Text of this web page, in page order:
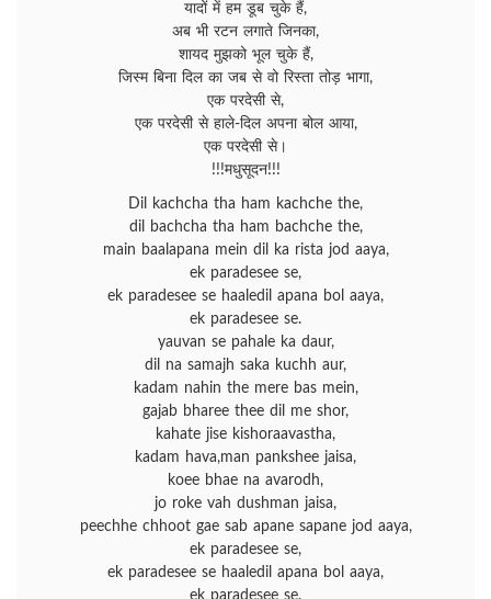
यादों में हम डूब चुके हैं,
अब भी रटन लगाते जिनका,
शायद मुझको भूल चुके हैं,
जिस्म बिना दिल का जब से वो रिस्ता तोड़ भागा,
एक परदेसी से,
एक परदेसी से हाले-दिल अपना बोल आया,
एक परदेसी से।
!!!मधुसूदन!!!
Dil kachcha tha ham kachche the,
dil bachcha tha ham bachche the,
main baalapana mein dil ka rista jod aaya,
ek paradesee se,
ek paradesee se haaledil apana bol aaya,
ek paradesee se.
yauvan se pahale ka daur,
dil na samajh saka kuchh aur,
kadam nahin the mere bas mein,
gajab bharee thee dil me shor,
kahate jise kishoraavastha,
kadam hava,man pankshee jaisa,
koee bhae na avarodh,
jo roke vah dushman jaisa,
peechhe chhoot gae sab apane sapane jod aaya,
ek paradesee se,
ek paradesee se haaledil apana bol aaya,
ek paradesee se.